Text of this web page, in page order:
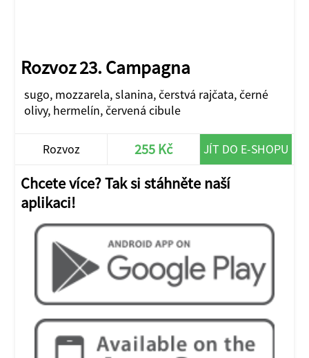
Rozvoz 23. Campagna
sugo, mozzarela, slanina, čerstvá rajčata, černé
olivy, hermelín, červená cibule
Rozvoz 255 Kč JÍT DO E-SHOPU
Chcete více? Tak si stáhněte naší
aplikaci!